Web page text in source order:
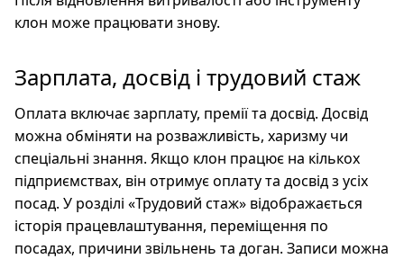
клон може працювати знову.
Зарплата, досвід і трудовий стаж
Оплата включає зарплату, премії та досвід. Досвід
можна обміняти на розважливість, харизму чи
спеціальні знання. Якщо клон працює на кількох
підприємствах, він отримує оплату та досвід з усіх
посад. У розділі «Трудовий стаж» відображається
історія працевлаштування, переміщення по
посадах, причини звільнень та доган. Записи можна